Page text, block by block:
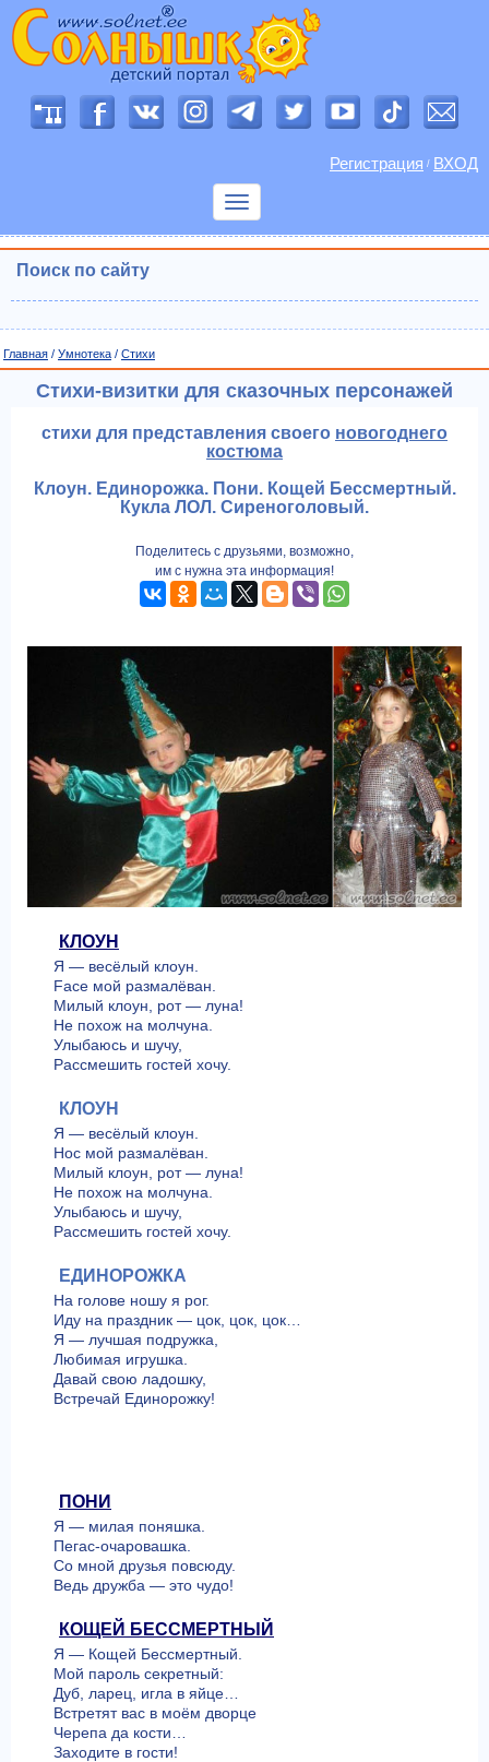
Регистрация / ВХОД
Показать
Поиск по сайту
Главная / Умнотека / Cтихи
Стихи-визитки для сказочных персонажей
стихи для представления своего новогоднего
костюма
Клоун. Единорожка. Пони. Кощей Бессмертный.
Кукла ЛОЛ. Сиреноголовый.
Поделитесь с друзьями, возможно,
им с нужна эта информация!
КЛОУН
Я — весёлый клоун.
Face мой размалёван.
Милый клоун, рот — луна!
Не похож на молчуна.
Улыбаюсь и шучу,
Рассмешить гостей хочу.
КЛОУН
Я — весёлый клоун.
Нос мой размалёван.
Милый клоун, рот — луна!
Не похож на молчуна.
Улыбаюсь и шучу,
Рассмешить гостей хочу.
ЕДИНОРОЖКА
На голове ношу я рог.
Иду на праздник — цок, цок, цок…
Я — лучшая подружка,
Любимая игрушка.
Давай свою ладошку,
Встречай Единорожку!
ПОНИ
Я — милая поняшка.
Пегас-очаровашка.
Со мной друзья повсюду.
Ведь дружба — это чудо!
КОЩЕЙ БЕССМЕРТНЫЙ
Я — Кощей Бессмертный.
Мой пароль секретный:
Дуб, ларец, игла в яйце…
Встретят вас в моём дворце
Черепа да кости…
Заходите в гости!